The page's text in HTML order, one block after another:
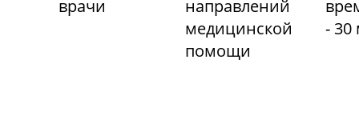
врачи
направлений
медицинской
помощи
- 30